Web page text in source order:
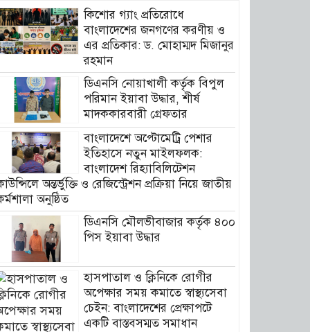
কিশোর গ্যাং প্রতিরোধে
বাংলাদেশের জনগণের করণীয় ও
এর প্রতিকার: ড. মোহাম্মদ মিজানুর
রহমান
ডিএনসি নোয়াখালী কর্তৃক বিপুল
পরিমান ইয়াবা উদ্ধার, শীর্ষ
মাদককারবারী গ্রেফতার
বাংলাদেশে অপ্টোমেট্রি পেশার
ইতিহাসে নতুন মাইলফলক:
বাংলাদেশ রিহ্যাবিলিটেশন
অন্তর্ভুক্তি ও রেজিস্ট্রেশন প্রক্রিয়া নিয়ে জাতীয়
অনুষ্ঠিত
ডিএনসি মৌলভীবাজার কর্তৃক ৪০০
পিস ইয়াবা উদ্ধার
হাসপাতাল ও ক্লিনিকে রোগীর
অপেক্ষার সময় কমাতে স্বাস্থ্যসেবা
চেইন: বাংলাদেশের প্রেক্ষাপটে
একটি বাস্তবসম্মত সমাধান